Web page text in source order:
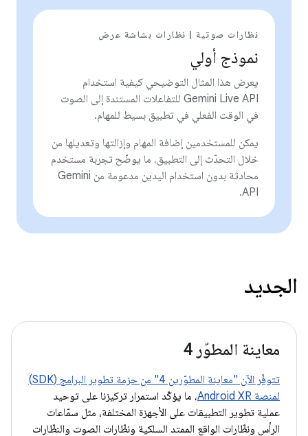
نظارات صوتية | نظارات بشاشة عرض
نموذج أولي
يعرض هذا المثال التوضيحي كيفية استخدام
Gemini Live API للتفاعلات المستندة إلى الصوت
في الوقت الفعلي في تطبيق بسيط للمهام.
يمكن للمستخدمين إضافة المهام وإزالتها وتعديلها من
خلال التحدّث إلى التطبيق، ما يوضّح تجربة مستخدم
محادثة بدون استخدام اليدين مدعومة من Gemini
API.
الجديد
معاينة المطوّر 4
تتوفّر الآن "معاينة المطوّرين 4" من حزمة تطوير البرامج (SDK)
لمنصة Android XR
، ما يؤكّد استمرار تركيزنا على توحيد
عملية تطوير التطبيقات على الأجهزة المختلفة، مثل سمّاعات
الرأس ونظّارات الواقع الممتد السلكية ونظّارات الصوت والنظّارات